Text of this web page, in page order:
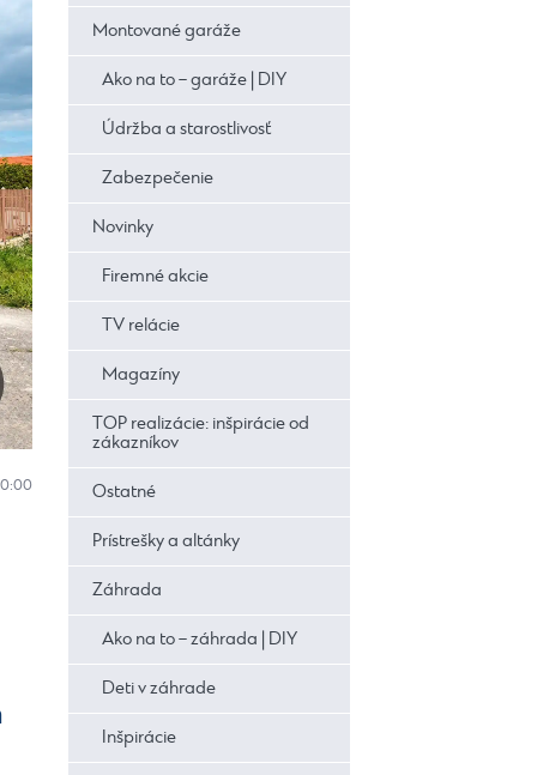
Montované garáže
Ako na to – garáže | DIY
Údržba a starostlivosť
Zabezpečenie
Novinky
Firemné akcie
TV relácie
Magazíny
TOP realizácie: inšpirácie od
zákazníkov
Ostatné
Prístrešky a altánky
Záhrada
Ako na to – záhrada | DIY
Deti v záhrade
Inšpirácie